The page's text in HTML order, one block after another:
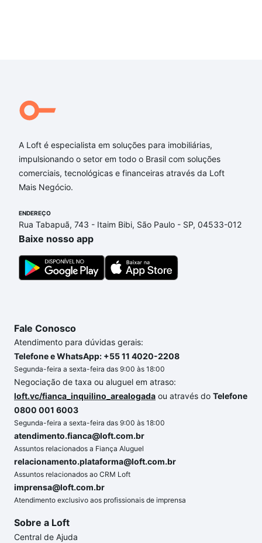
A Loft é especialista em soluções para imobiliárias,
impulsionando o setor em todo o Brasil com soluções
comerciais, tecnológicas e financeiras através da Loft
Mais Negócio.
ENDEREÇO
Rua Tabapuã, 743 - Itaim Bibi, São Paulo - SP, 04533-012
Baixe nosso app
Fale Conosco
Atendimento para dúvidas gerais:
Telefone e WhatsApp: +55 11 4020-2208
Segunda-feira a sexta-feira das 9:00 às 18:00
Negociação de taxa ou aluguel em atraso:
loft.vc/fianca_inquilino_arealogada ou através do Telefone
0800 001 6003
Segunda-feira a sexta-feira das 9:00 às 18:00
atendimento.fianca@loft.com.br
Assuntos relacionados a Fiança Aluguel
relacionamento.plataforma@loft.com.br
Assuntos relacionados ao CRM Loft
imprensa@loft.com.br
Atendimento exclusivo aos profissionais de imprensa
Sobre a Loft
Central de Ajuda